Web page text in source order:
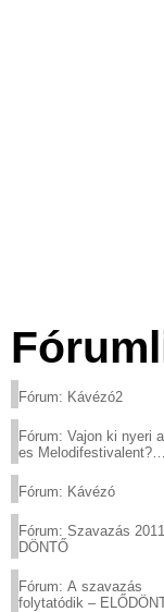
Fórum: Kávézó2
Fórum: Vajon ki nyeri
es Melodifestivalent?
Fórum: Kávézó
Fórum: Szavazás
DÖNTŐ
Fórum: A szavazás
folytatódik –